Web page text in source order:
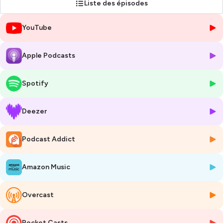
Le but ?
Vous apprendre à mieux comprendre les autres, créer du lien plus
facilement, convaincre avec éthique et développer vos soft skills au
travail comme dans votre vie personnelle.
Pensé pour les managers, dirigeants, RH et collaborateurs, et le grand
public ce podcast explore l’influence sous toutes ses formes à travers
👉 des histoires vraies et immersives dignes des enquêtes true crime,
👉 des outils concrets à appliquer immédiatement,
👉 et une vision éthique de l’influence accessible à tous.
Je m’appelle Vincent Anceaume.
Je suis mentaliste, formateur en communication et expert en
compétences relationnelles depuis plus de 20 ans.
J’accompagne les entreprises à développer leur intelligence sociale,
leur impact et leur art de la connexion.
Liste des épisodes
YouTube
Apple Podcasts
Spotify
Deezer
Podcast Addict
Amazon Music
Overcast